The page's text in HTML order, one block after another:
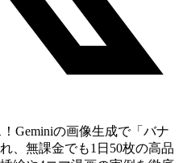
Geminiの画像生成で「バナ
、無課金でも1日50枚の高品